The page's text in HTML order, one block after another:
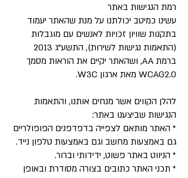
רמת הנגישות באתר
עשינו כמיטב יכולתנו על מנת שהאתר יעמוד
בתקנות שוויון זכויות לאנשים עם מוגבלות
(התאמות נגישות לשירות), התשע"ג 2013
ברמת AA, ושהאתר יקיים את הוראות מסמך
WCAG2.0 מאת ארגון W3C.
​להלן הקווים אשר מנחים אותנו, והתאמות
הנגישות שביצענו באתר:
* האתר מותאם לצפייה בדפדפנים הפופולריים
גם באמצעות מחשב וגם באמצעות טלפון נייד.
* הניווט באתר פשוט, ידידותי וברור.
* תכני האתר כתובים בצורה מסודרת ובאופן